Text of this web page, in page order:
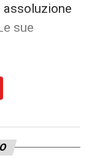
assoluzione
sue
certe non
della
condanna di